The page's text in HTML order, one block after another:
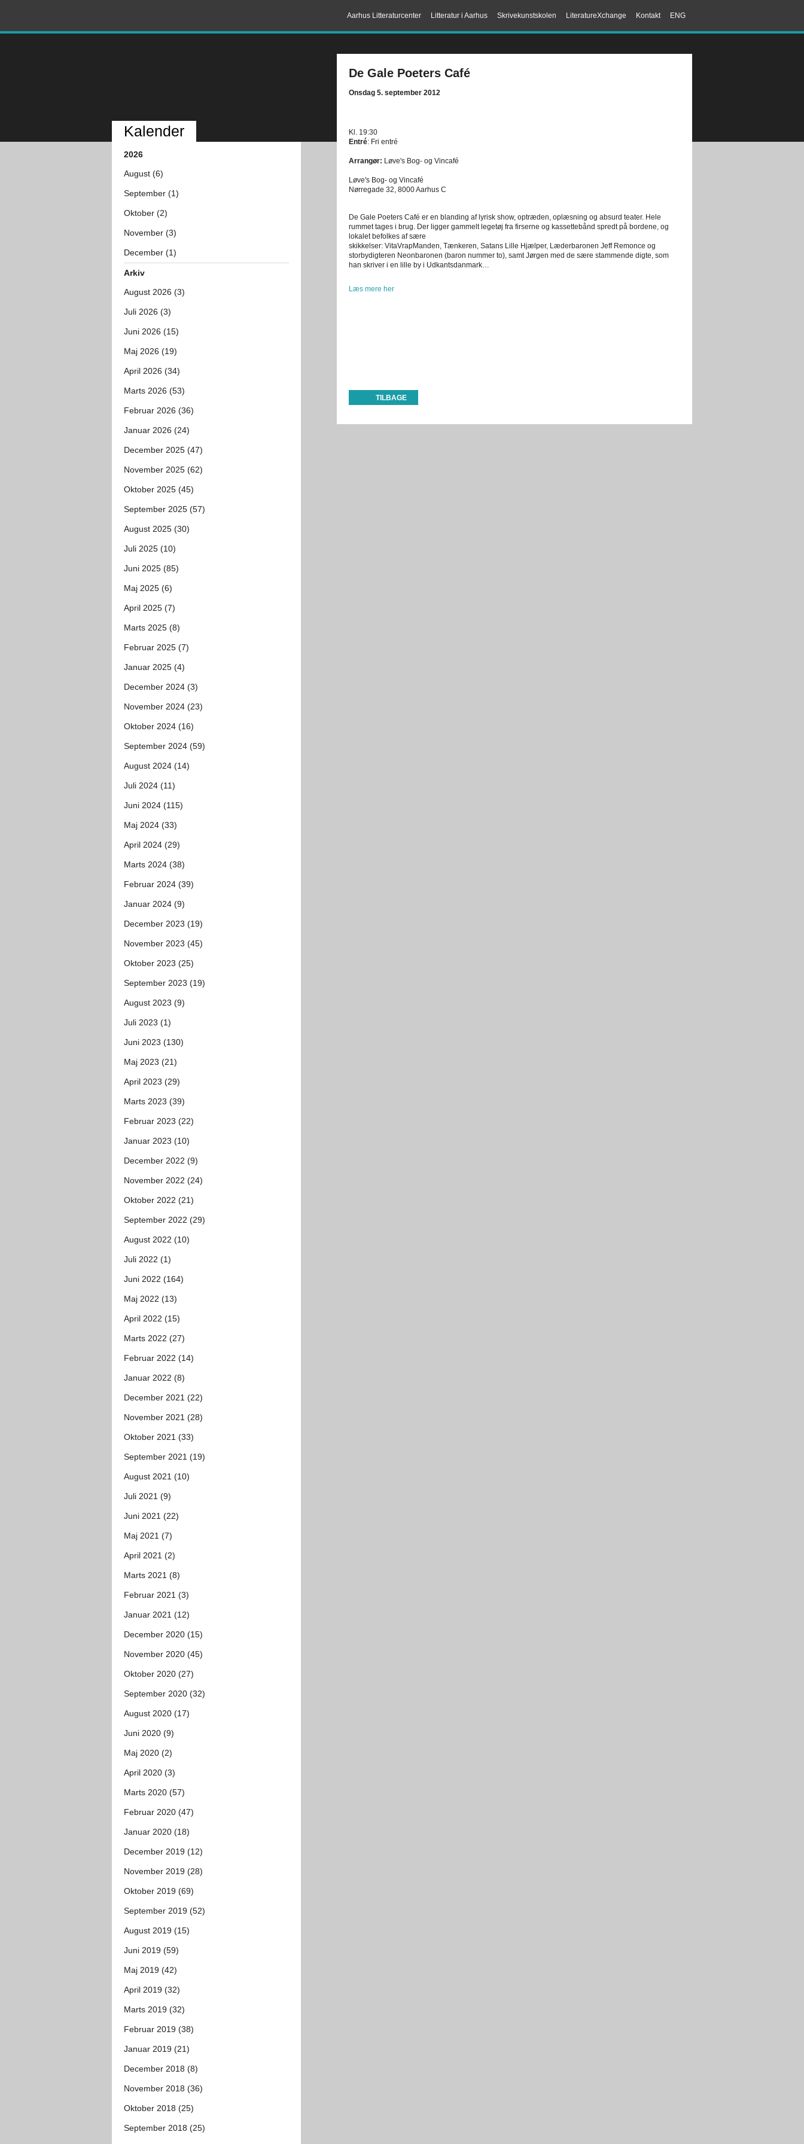
ENG
Kontakt
LiteratureXchange
Skrivekunstskolen
Litteratur i Aarhus
Aarhus Litteraturcenter
De Gale Poeters Café
Onsdag 5. september 2012
Kl. 19:30
Entré: Fri entré
Arrangør: Løve's Bog- og Vincafé
Løve's Bog- og Vincafé
Nørregade 32, 8000 Aarhus C
De Gale Poeters Café er en blanding af lyrisk show, optræden, oplæsning og absurd teater. Hele
rummet tages i brug. Der ligger gammelt legetøj fra firserne og kassettebånd spredt på bordene, og
lokalet befolkes af sære
skikkelser: VitaVrapManden, Tænkeren, Satans Lille Hjælper, Læderbaronen Jeff Remonce og
storbydigteren Neonbaronen (baron nummer to), samt Jørgen med de sære stammende digte, som
han skriver i en lille by i Udkantsdanmark…
Læs mere her
TILBAGE
Kalender
2026
August (6)
September (1)
Oktober (2)
November (3)
December (1)
Arkiv
August 2026 (3)
Juli 2026 (3)
Juni 2026 (15)
Maj 2026 (19)
April 2026 (34)
Marts 2026 (53)
Februar 2026 (36)
Januar 2026 (24)
December 2025 (47)
November 2025 (62)
Oktober 2025 (45)
September 2025 (57)
August 2025 (30)
Juli 2025 (10)
Juni 2025 (85)
Maj 2025 (6)
April 2025 (7)
Marts 2025 (8)
Februar 2025 (7)
Januar 2025 (4)
December 2024 (3)
November 2024 (23)
Oktober 2024 (16)
September 2024 (59)
August 2024 (14)
Juli 2024 (11)
Juni 2024 (115)
Maj 2024 (33)
April 2024 (29)
Marts 2024 (38)
Februar 2024 (39)
Januar 2024 (9)
December 2023 (19)
November 2023 (45)
Oktober 2023 (25)
September 2023 (19)
August 2023 (9)
Juli 2023 (1)
Juni 2023 (130)
Maj 2023 (21)
April 2023 (29)
Marts 2023 (39)
Februar 2023 (22)
Januar 2023 (10)
December 2022 (9)
November 2022 (24)
Oktober 2022 (21)
September 2022 (29)
August 2022 (10)
Juli 2022 (1)
Juni 2022 (164)
Maj 2022 (13)
April 2022 (15)
Marts 2022 (27)
Februar 2022 (14)
Januar 2022 (8)
December 2021 (22)
November 2021 (28)
Oktober 2021 (33)
September 2021 (19)
August 2021 (10)
Juli 2021 (9)
Juni 2021 (22)
Maj 2021 (7)
April 2021 (2)
Marts 2021 (8)
Februar 2021 (3)
Januar 2021 (12)
December 2020 (15)
November 2020 (45)
Oktober 2020 (27)
September 2020 (32)
August 2020 (17)
Juni 2020 (9)
Maj 2020 (2)
April 2020 (3)
Marts 2020 (57)
Februar 2020 (47)
Januar 2020 (18)
December 2019 (12)
November 2019 (28)
Oktober 2019 (69)
September 2019 (52)
August 2019 (15)
Juni 2019 (59)
Maj 2019 (42)
April 2019 (32)
Marts 2019 (32)
Februar 2019 (38)
Januar 2019 (21)
December 2018 (8)
November 2018 (36)
Oktober 2018 (25)
September 2018 (25)